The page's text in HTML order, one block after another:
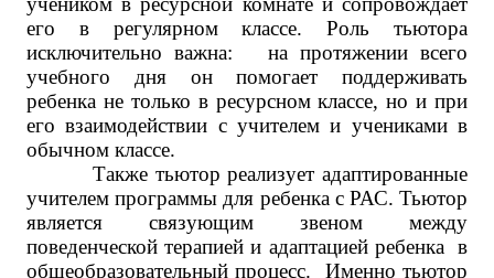
его в регулярном классе. Роль тьютора
исключительно важна: на протяжении всего
учебного дня он помогает поддерживать
ребенка не только в ресурсном классе, но и при
его взаимодействии с учителем и учениками в
обычном классе.
Также тьютор реализует адаптированные
учителем программы для ребенка с РАС. Тьютор
является связующим звеном между
поведенческой терапией и адаптацией ребенка в
общеобразовательный процесс. Именно тьютор